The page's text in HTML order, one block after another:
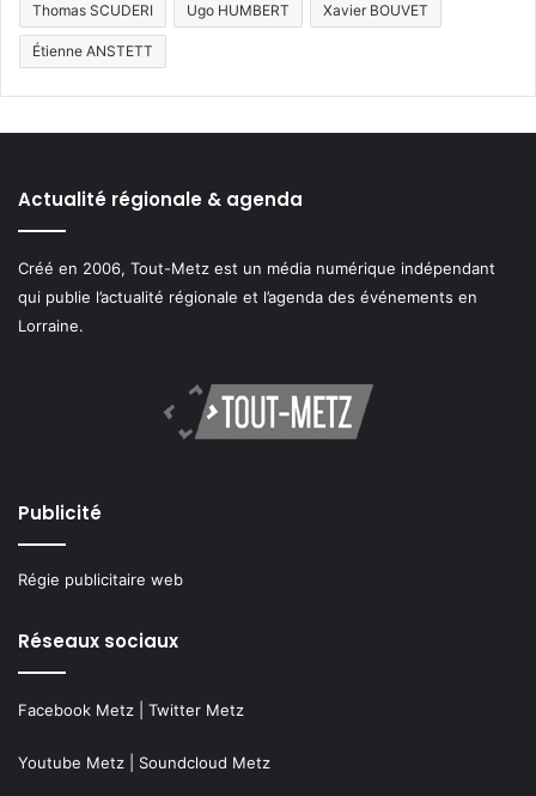
Thomas SCUDERI Ugo HUMBERT Xavier BOUVET
Étienne ANSTETT
Actualité régionale & agenda
Créé en 2006, Tout-Metz est un média numérique indépendant
qui publie l’actualité régionale et l’agenda des événements en
Lorraine.
Publicité
Régie publicitaire web
Réseaux sociaux
Facebook Metz Twitter Metz
Youtube Metz Soundcloud Metz